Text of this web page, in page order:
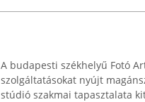
A budapesti székhelyű Fotó
szolgáltatásokat nyújt
stúdió szakmai tapasztalata